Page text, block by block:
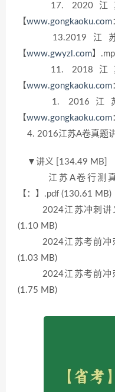
17. 2020江
【www.gongkaoku.com
13.2019江
【www.gwyzl.com】
11. 2018江
【www.gongkaoku.com
1. 2016江
【www.gongkaoku.com
4. 2016江苏A卷真题
▼讲义 [134.49 MB]
江苏A卷行测真题
【：】.pdf (130.61 MB)
2024江苏冲刺讲义
(1.10 MB)
2024江苏考前冲刺
(1.03 MB)
2024江苏考前冲刺
(1.75 MB)